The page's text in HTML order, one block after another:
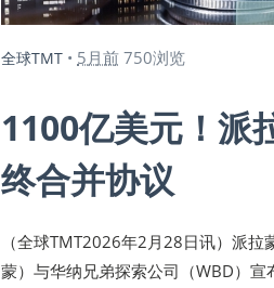
全球TMT • 5月前 750浏览
1100亿美元！派
终合并协议
（全球TMT2026年2月28日讯）派
蒙）与华纳兄弟探索公司（WBD）